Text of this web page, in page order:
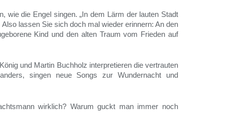
wie die Engel singen. „In dem Lärm der lauten Stadt
lassen Sie sich doch mal wieder erinnern: An den
Kind und den alten Traum vom Frieden auf
und Martin Buchholz interpretieren die vertrauten
singen neue Songs zur Wundernacht und
wirklich? Warum guckt man immer noch